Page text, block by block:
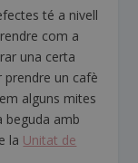
té a nivell
com a
una certa
un cafè
alguns mites
beguda amb
la Unitat de